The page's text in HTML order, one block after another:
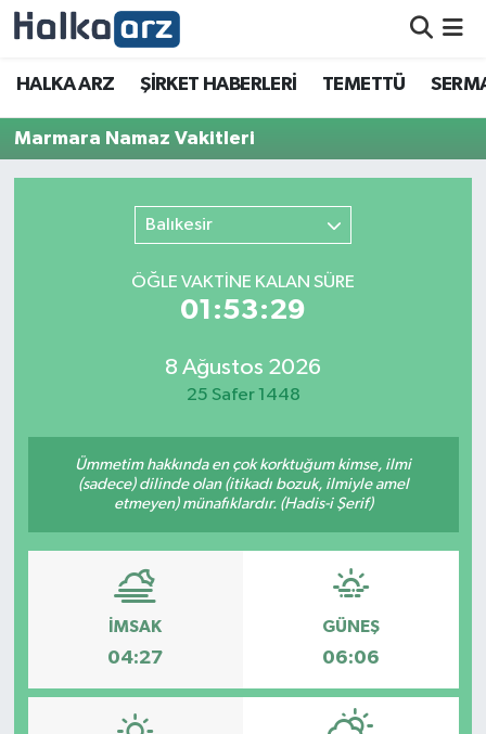
HALKA ARZ ŞİRKET HABERLERİ TEMETTÜ
Marmara Namaz Vakitleri
Balıkesir
ÖĞLE VAKTİNE KALAN SÜRE
01:53:29
8 Ağustos 2026
25 Safer 1448
Ümmetim hakkında en çok korktuğum kimse, ilmi
(sadece) dilinde olan (itikadı bozuk, ilmiyle amel
etmeyen) münafıklardır. (Hadis-i Şerif)
İMSAK
04:27
GÜNEŞ
06:06
HALKA ARZ
SERMAYE ARTIRIMI
TEMETTÜ